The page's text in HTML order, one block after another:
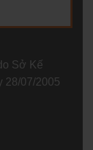
Sở Kế
28/07/2005